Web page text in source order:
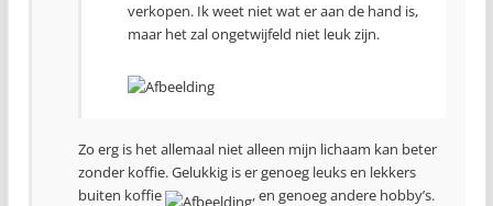
verkopen. Ik weet niet wat er aan de hand is,
maar het zal ongetwijfeld niet leuk zijn.
Zo erg is het allemaal niet alleen mijn lichaam kan beter
zonder koffie. Gelukkig is er genoeg leuks en lekkers
buiten koffie
, en genoeg andere hobby’s.